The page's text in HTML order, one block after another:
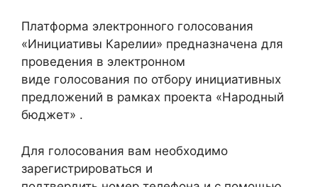
Платформа электронного голосования
«Инициативы Карелии» предназначена для
проведения в электронном
виде голосования по отбору инициативных
предложений в рамках проекта «Народный
бюджет» .
Для голосования вам необходимо
зарегистрироваться и